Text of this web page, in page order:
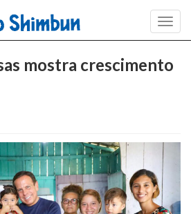
mostra crescimento